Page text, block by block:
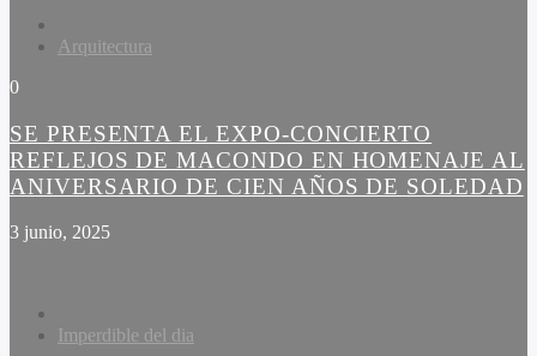
Arquitectura
0
SE PRESENTA EL EXPO-CONCIERTO
REFLEJOS DE MACONDO EN HOMENAJE AL
ANIVERSARIO DE CIEN AÑOS DE SOLEDAD
3 junio, 2025
Imperdible del dia